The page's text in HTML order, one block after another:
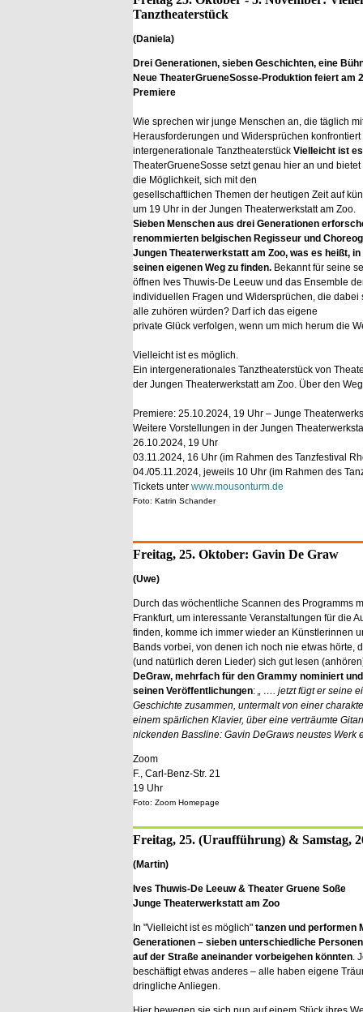
Tanztheaterstück
(Daniela)
Drei Generationen, sieben Geschichten, eine
Neue TheaterGrueneSosse-Produktion feiert am
Premiere
Wie sprechen wir junge Menschen an, die täglich
Herausforderungen und Widersprüchen
intergenerationale Tanztheaterstück Vielleicht ist
TheaterGrueneSosse setzt genau hier an und
die Möglichkeit, sich mit den
gesellschaftlichen Themen der heutigen Zeit auf
um 19 Uhr in der Jungen Theaterwerkstatt am Zoo.
Sieben Menschen aus drei Generationen
renommierten belgischen Regisseur und
Jungen Theaterwerkstatt am Zoo, was es heißt,
seinen eigenen Weg zu finden. Bekannt für seine
öffnen Ives Thuwis-De Leeuw und das Ensemble
individuellen Fragen und Widersprüchen, die
alle zuhören würden? Darf ich das eigene
private Glück verfolgen, wenn um mich herum die
Vielleicht ist es möglich.
Ein intergenerationales Tanztheaterstück von
der Jungen Theaterwerkstatt am Zoo. Über den
Premiere: 25.10.2024, 19 Uhr – Junge
Weitere Vorstellungen in der Jungen
26.10.2024, 19 Uhr
03.11.2024, 16 Uhr (im Rahmen des Tanzfestival
04./05.11.2024, jeweils 10 Uhr (im Rahmen des
Tickets unter www.mousonturm.de
Foto: Katrin Schander
Freitag, 25. Oktober: Gavin De Graw
(Uwe)
Durch das wöchentliche Scannen des Programms
Frankfurt, um interessante Veranstaltungen für die
finden, komme ich immer wieder an Künstlerinnen
Bands vorbei, von denen ich noch nie etwas hörte,
(und natürlich deren Lieder) sich gut lesen
DeGraw, mehrfach für den Grammy nominiert
seinen Veröffentlichungen: „ …. jetzt fügt er seine
Geschichte zusammen, untermalt von einer
einem spärlichen Klavier, über eine verträumte
nickenden Bassline: Gavin DeGraws neustes Werk
Zoom
F., Carl-Benz-Str. 21
19 Uhr
Foto: Zoom Homepage
Freitag, 25. (Uraufführung) & Samstag,
(Martin)
Ives Thuwis-De Leeuw & Theater Gruene Soße
Junge Theaterwerkstatt am Zoo
In "Vielleicht ist es möglich" tanzen und performen
Generationen – sieben unterschiedliche
auf der Straße aneinander vorbeigehen könnten.
beschäftigt etwas anderes – alle haben eigene
dringliche Anliegen.